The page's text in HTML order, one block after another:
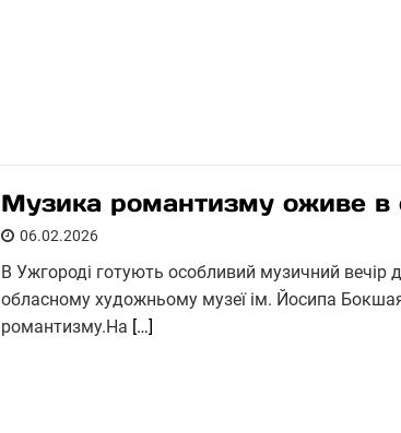
Музика романтизму оживе в
06.02.2026
В Ужгороді готують особливий музичний вечір
обласному художньому музеї ім. Йосипа
романтизму.На […]